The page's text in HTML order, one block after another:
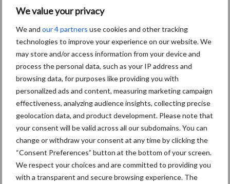
We value your privacy
We and our 4 partners use cookies and other tracking
technologies to improve your experience on our website. We
may store and/or access information from your device and
process the personal data, such as your IP address and
browsing data, for purposes like providing you with
personalized ads and content, measuring marketing campaign
effectiveness, analyzing audience insights, collecting precise
geolocation data, and product development. Please note that
your consent will be valid across all our subdomains. You can
change or withdraw your consent at any time by clicking the
“Consent Preferences” button at the bottom of your screen.
We respect your choices and are committed to providing you
with a transparent and secure browsing experience. The
Primaire
Recent nieuws Partner nieuws
Kunstmeststrooier Pootmachine
Toon meer